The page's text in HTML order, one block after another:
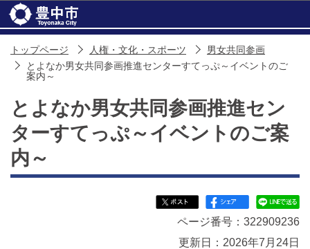
トップページ 人権・文化・スポーツ
男女共同参画
とよなか男女共同参画推進センターすてっぷ～イベントのご
案内～
とよなか男女共同参画推進セン
ターすてっぷ～イベントのご案
内～
ページ番号：322909236
更新日：2026年7月24日